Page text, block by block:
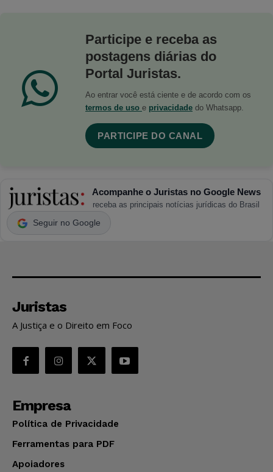
Participe e receba as
postagens diárias do
Portal Juristas.
Ao entrar você está ciente e de acordo com os
termos de uso e privacidade do Whatsapp.
PARTICIPE DO CANAL
Acompanhe o Juristas no Google News
receba as principais notícias jurídicas do Brasil
Seguir no Google
Juristas
A Justiça e o Direito em Foco
Empresa
Política de Privacidade
Ferramentas para PDF
Apoiadores